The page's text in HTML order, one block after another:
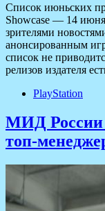
Список июньских
Showcase — 14 июня
зрителями
анонсированным
список не
релизов издателя
PlayStation
МИД России
топ-